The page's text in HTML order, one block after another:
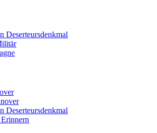
Deserteursdenkmal
Deserteursdenkmal